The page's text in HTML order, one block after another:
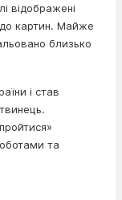
відображені
картин. Майже
близько
і став
та